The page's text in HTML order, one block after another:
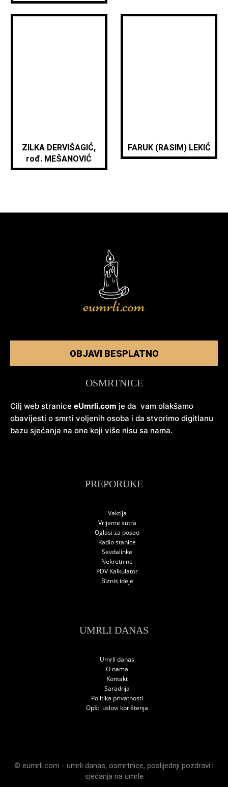
ZILKA DERVIŠAGIĆ,
rođ. MEŠANOVIĆ
FARUK (RASIM) LEKIĆ
OBJAVI BESPLATNO
OSMRTNICE
Cilj web stranice eUmrli.com je da vam olakšamo
obavijesti o smrti voljenih osoba i da stvorimo digitlanu
bazu sjećanja na one koji više nisu sa nama.
PREPORUKE
Vaktija
Vrijeme sutra
Oglasi za posao
Radio stanice
Sevdalinke
Nekretnine
PDV Kalkulator
Biznis ideje
UMRLI DANAS
Umrli danas
O nama
Kontakt
Saradnja
Politika privatnosti
Opšti uslovi korištenja
© eumrli.com - umrli danas, osmrtnice, poslijednji pozdravi i
sjećanja na umrle